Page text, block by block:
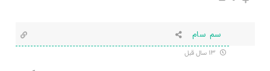
سم سام